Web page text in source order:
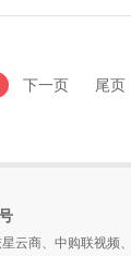
下一页 尾页
云商、中购联视频